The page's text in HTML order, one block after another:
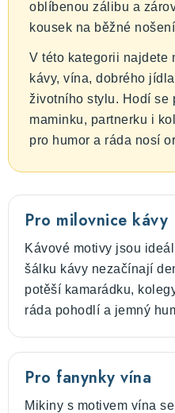
oblíbenou zálibu a
kousek na běžné
V této kategorii najdete
kávy, vína, dobrého
životního stylu. Hodí se
maminku, partnerku i
pro humor a ráda nosí
Pro milovnice kávy
Kávové motivy jsou
šálku kávy nezačínají
potěší kamarádku,
ráda pohodlí a jemný
Pro fanynky vína
Mikiny s motivem vína